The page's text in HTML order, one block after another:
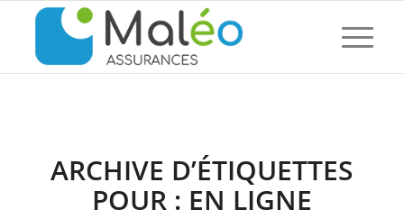
ARCHIVE D’ÉTIQUETTES
POUR : EN LIGNE